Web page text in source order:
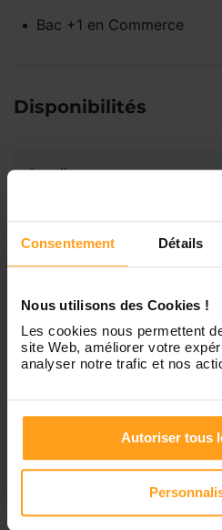
Consentement Détails
Nous utilisons des Cookies !
Les cookies nous permettent
site Web, améliorer votre
analyser notre trafic et nos
Autoriser tous
Bac +1 en Commerce
Disponibilités
Lundi
Jeudi
Vendredi
Samedi
Dimanche
disponibilités de
?